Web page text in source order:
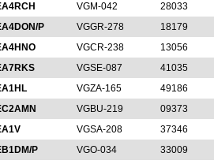
VGM-042 28033
P
VGGR-278 18179
VGCR-238 13056
VGSE-087 41035
VGZA-165 49186
VGBU-219 09373
VGSA-208 37346
P
VGO-034 33009